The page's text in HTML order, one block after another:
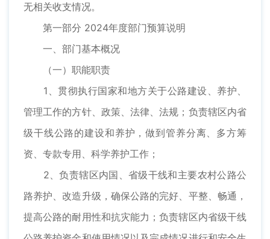
无相关收支情况。
第一部分 2024年度部门预算说明
一、部门基本概况
（一）职能职责
1、贯彻执行国家和地方关于公路建设、养护、
管理工作的方针、政策、法律、法规；负责辖区内省
级干线公路的建设和养护，做到管养分离、多方筹
资、专款专用、科学养护工作；
2、负责辖区内国、省级干线和主要农村公路公
路养护、改造升级，确保公路的完好、平整、畅通，
提高公路的耐用性和抗灾能力；负责辖区内省级干线